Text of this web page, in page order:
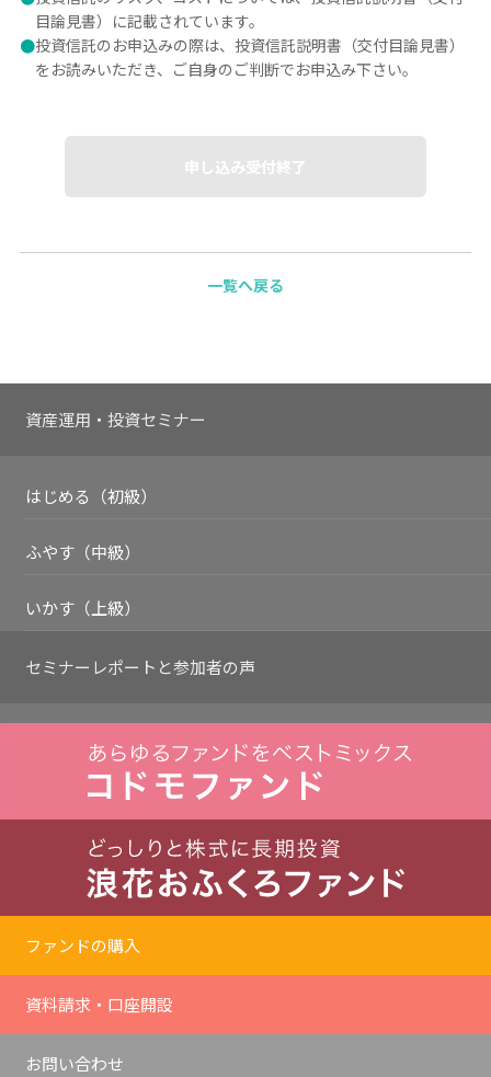
目論見書）に記載されています。
●投資信託のお申込みの際は、投資信託説明書（交付目論見書）
をお読みいただき、ご自身のご判断でお申込み下さい。
申し込み受付終了
一覧へ戻る
資産運用・投資セミナー
はじめる（初級）
ふやす（中級）
いかす（上級）
セミナーレポートと参加者の声
ファンドの購入
資料請求・口座開設
お問い合わせ